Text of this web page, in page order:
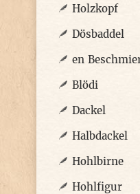
Holzkopf
Dösbaddel
en
Blödi
Dackel
Halbdackel
Hohlbirne
Hohlfigur